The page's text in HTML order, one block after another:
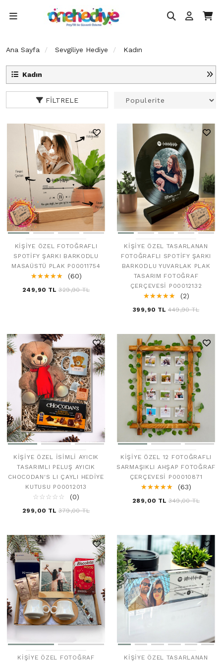
Ana Sayfa Sevgiliye Hediye Kadın
Kadın
FILTRELE
KIŞIYE ÖZEL FOTOĞRAFLI
SPOTIFY ŞARKI BARKODLU
MASAÜSTÜ PLAK P00011754
☆☆☆☆☆
★★★★★ (60)
249,90 TL 329,90 TL
KIŞIYE ÖZEL TASARLANAN
FOTOĞRAFLI SPOTIFY ŞARKI
BARKODLU YUVARLAK PLAK
TASARIM FOTOĞRAF
ÇERÇEVESI P00012132
☆☆☆☆☆
★★★★★ (2)
399,90 TL 449,90 TL
KIŞIYE ÖZEL İSIMLI AYICIK
TASARIMLI PELUŞ AYICIK
CHOCODAN'S LI ÇAYLI HEDIYE
KUTUSU P00012013
☆ ☆ ☆ ☆ ☆
★ ★ ★ ★ ★ (0)
299,00 TL 379,00 TL
KIŞIYE ÖZEL 12 FOTOĞRAFLI
SARMAŞIKLI AHŞAP FOTOĞRAF
ÇERÇEVESI P00010871
☆☆☆☆☆
★★★★★ (63)
289,00 TL 349,00 TL
KIŞIYE ÖZEL FOTOĞRAF
KIŞIYE ÖZEL TASARLANAN